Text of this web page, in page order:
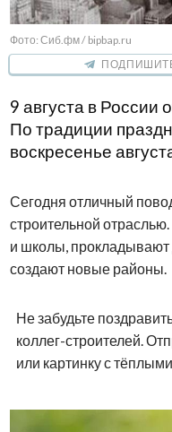
Фото: Сиб.фм / bipbap.ru
9 августа в России
По традиции
воскресенье
Сегодня отличный
строительной
и школы, прокладывают
создают новые районы.
Не забудьте
коллег-строителей.
или картинку с